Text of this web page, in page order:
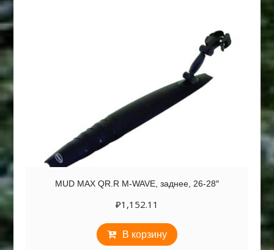
MUD MAX QR.R M-WAVE, заднее, 26-28″
₽1,152.11
В корзину